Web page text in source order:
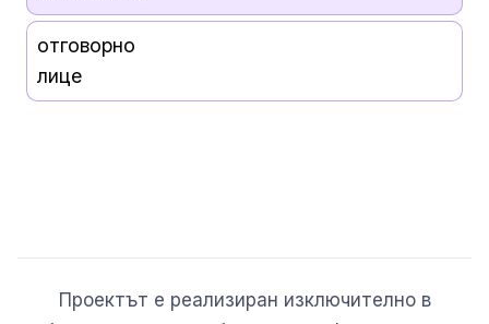
отговорно
лице
Проектът е реализиран изключително в